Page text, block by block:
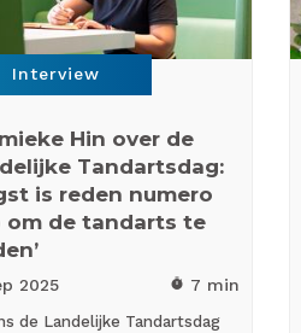
Interview
Hin over de
Tandartsdag:
is reden numero
om de tandarts te
2025 timer 7 min
de Landelijke Tandartsdag